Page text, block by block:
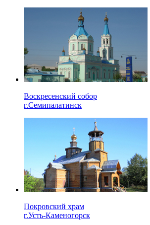
Воскресенский собор
г.Семипалатинск
Покровский храм
г.Усть-Каменогорск